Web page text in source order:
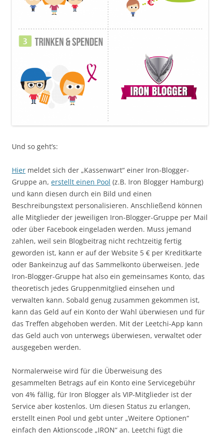
Und so geht’s:
Hier meldet sich der „Kassenwart“ einer Iron-Blogger-
Gruppe an, erstellt einen Pool (z.B. Iron Blogger Hamburg)
und kann diesen durch ein Bild und einen
Beschreibungstext personalisieren. Anschließend können
alle Mitglieder der jeweiligen Iron-Blogger-Gruppe per Mail
oder über Facebook eingeladen werden. Muss jemand
zahlen, weil sein Blogbeitrag nicht rechtzeitig fertig
geworden ist, kann er auf der Website 5 € per Kreditkarte
oder Bankeinzug auf das Sammelkonto überweisen. Jede
Iron-Blogger-Gruppe hat also ein gemeinsames Konto, das
theoretisch jedes Gruppenmitglied einsehen und
verwalten kann. Sobald genug zusammen gekommen ist,
kann das Geld auf ein Konto der Wahl überwiesen und für
das Treffen abgehoben werden. Mit der Leetchi-App kann
das Geld auch von unterwegs überwiesen, verwaltet oder
ausgegeben werden.
Normalerweise wird für die Überweisung des
gesammelten Betrags auf ein Konto eine Servicegebühr
von 4% fällig, für Iron Blogger als VIP-Mitglieder ist der
Service aber kostenlos. Um diesen Status zu erlangen,
erstellt einen Pool und gebt unter „Weitere Optionen“
einfach den Aktionscode „IRON“ an. Leetchi fügt die